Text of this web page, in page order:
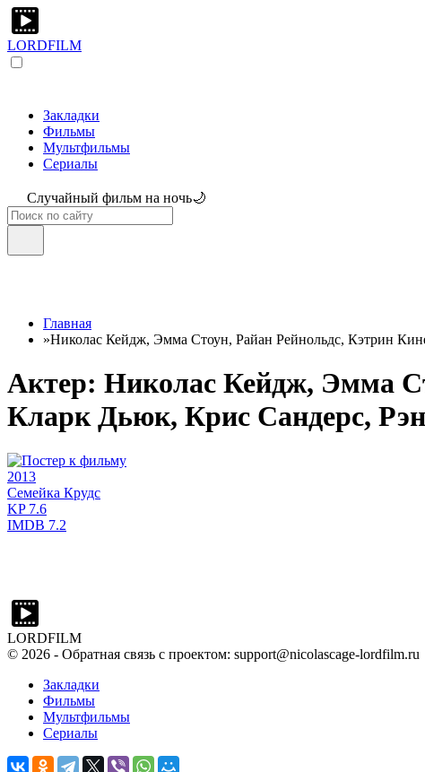
LORDFILM
Закладки
Фильмы
Мультфильмы
Сериалы
Случайный фильм на ночь🌙
Главная
»Николас Кейдж, Эмма Стоун, Райан Рейнольдс, Кэтрин
Актер: Николас Кейдж, Эмма
Кларк Дьюк, Крис Сандерс,
2013
Семейка Крудс
KP7.6
IMDB 7.2
LORDFILM
© 2026 - Обратная связь с проектом: support@nicolascage-lordfilm.ru
Закладки
Фильмы
Мультфильмы
Сериалы